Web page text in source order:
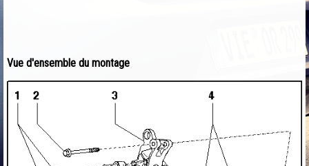
Vue d'ensemble du montage